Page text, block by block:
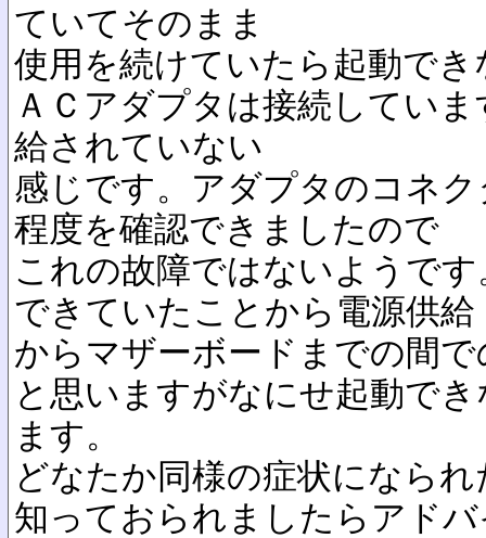
ていてそのまま
使用を続けていたら起動で
ＡＣアダプタは接続してい
給されていない
感じです。アダプタのコネ
程度を確認できましたので
これの故障ではないようで
できていたことから電源供給
からマザーボードまでの間
と思いますがなにせ起動で
ます。
どなたか同様の症状になら
知っておられましたらアド